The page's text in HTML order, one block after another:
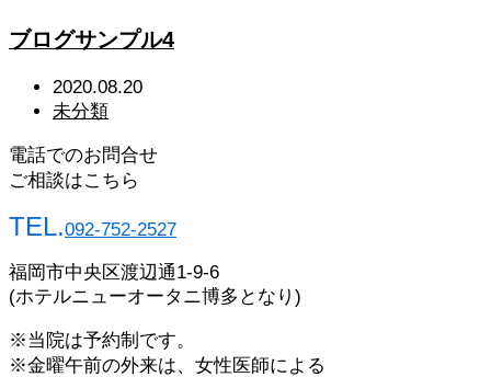
ブログサンプル4
2020.08.20
未分類
電話でのお問合せ
ご相談はこちら
TEL.092-752-2527
福岡市中央区渡辺通1-9-6
(ホテルニューオータニ博多となり)
※当院は予約制です。
※金曜午前の外来は、女性医師による